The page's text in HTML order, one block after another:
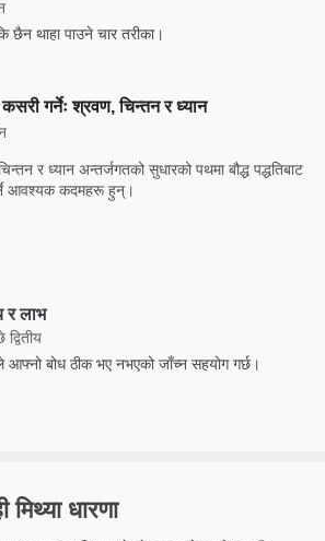
छैन थाहा पाउने चार तरीका।
गर्नेः श्रवण, चिन्तन र ध्यान
र ध्यान अन्तर्जगतको सुधारको पथमा बौद्ध पद्धतिबाट
आवश्यक कदमहरू हुन्।
र लाभ
आफ्नो बोध ठीक भए नभएको जाँच्न सहयोग गर्छ।
मिथ्या धारणा